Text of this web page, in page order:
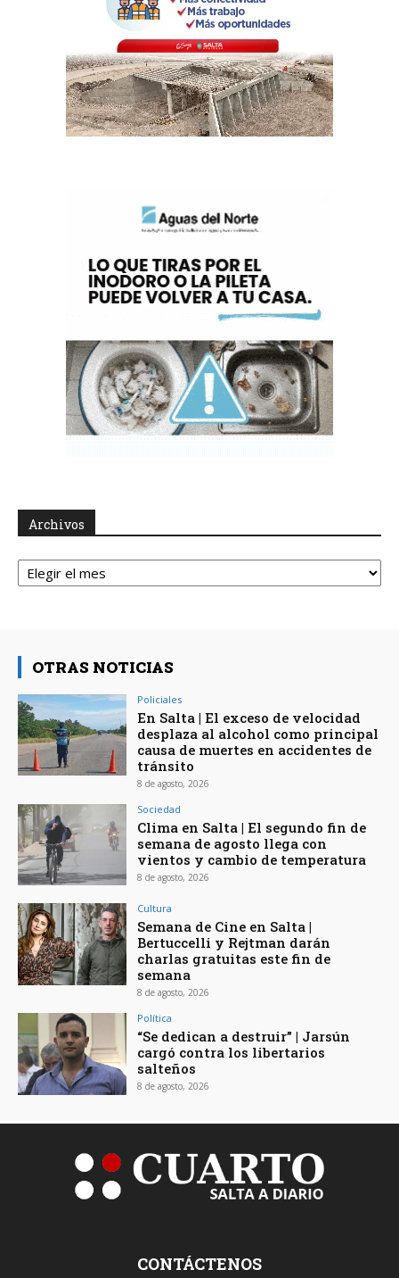
Archivos
Archivos
OTRAS NOTICIAS
Policiales
En Salta | El exceso de velocidad
desplaza al alcohol como principal
causa de muertes en accidentes de
tránsito
8 de agosto, 2026
Sociedad
Clima en Salta | El segundo fin de
semana de agosto llega con
vientos y cambio de temperatura
8 de agosto, 2026
Cultura
Semana de Cine en Salta |
Bertuccelli y Rejtman darán
charlas gratuitas este fin de
semana
8 de agosto, 2026
Política
“Se dedican a destruir” | Jarsún
cargó contra los libertarios
salteños
8 de agosto, 2026
CONTÁCTENOS